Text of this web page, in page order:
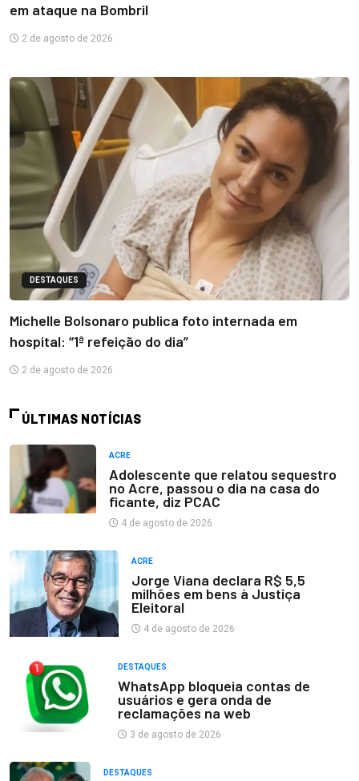
em ataque na Bombril
2 de agosto de 2026
DESTAQUES
Michelle Bolsonaro publica foto internada em
hospital: “1ª refeição do dia”
2 de agosto de 2026
ÚLTIMAS NOTÍCIAS
ACRE
Adolescente que relatou sequestro
no Acre, passou o dia na casa do
ficante, diz PCAC
4 de agosto de 2026
ACRE
Jorge Viana declara R$ 5,5
milhões em bens à Justiça
Eleitoral
4 de agosto de 2026
DESTAQUES
WhatsApp bloqueia contas de
usuários e gera onda de
reclamações na web
3 de agosto de 2026
DESTAQUES